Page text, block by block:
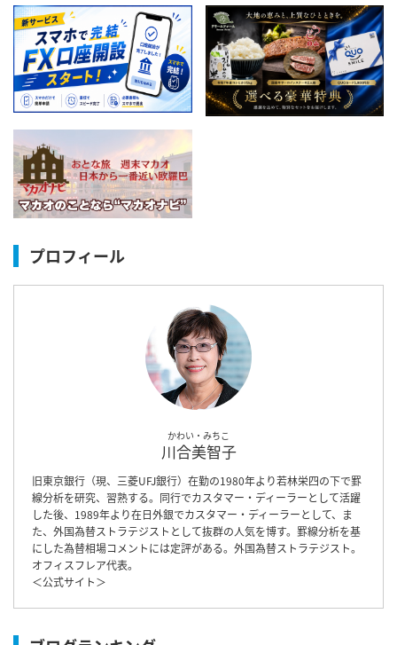
プロフィール
かわい・みちこ
川合美智子
旧東京銀行（現、三菱UFJ銀行）在勤の1980年より若林栄四の下で罫
線分析を研究、習熟する。同行でカスタマー・ディーラーとして活躍
した後、1989年より在日外銀でカスタマー・ディーラーとして、ま
た、外国為替ストラテジストとして抜群の人気を博す。罫線分析を基
にした為替相場コメントには定評がある。外国為替ストラテジスト。
オフィスフレア代表。
＜公式サイト＞